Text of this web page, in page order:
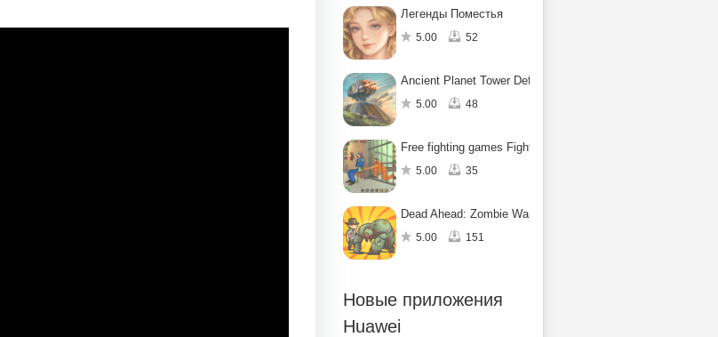
Легенды Поместья
5.00 52
Ancient Planet Tower Defense
5.00 48
Free fighting games Fight for Freedom
5.00 35
Dead Ahead: Zombie Warfare
5.00 151
Новые приложения
Huawei